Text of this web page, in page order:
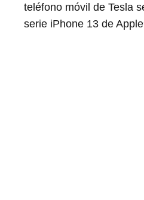
teléfono móvil de Tesla
serie iPhone 13 de